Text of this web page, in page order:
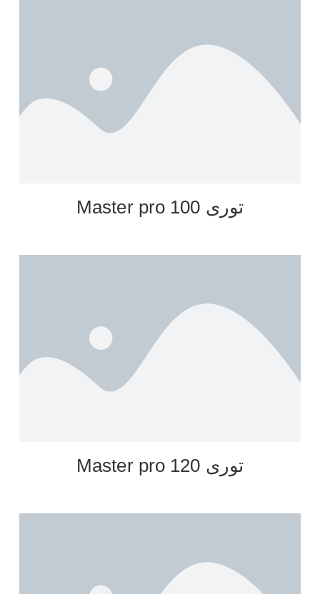
توری Master pro 100
توری Master pro 120